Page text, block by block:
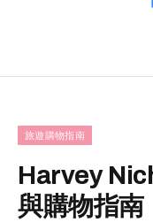
旅遊購物指南
Harvey
與購物指南